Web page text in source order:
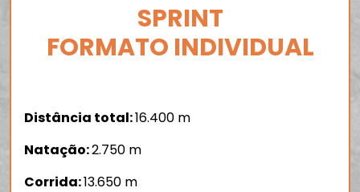
SPRINT
FORMATO INDIVIDUAL
Distância total:16.400 m
Natação:2.750 m
Corrida:13.650 m